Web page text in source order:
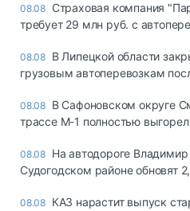
08.08 Страховая компания
требует 29 млн руб. с
08.08 В Липецкой области
грузовым автоперевозкам
08.08 В Сафоновском округе
трассе М-1 полностью выгорел
08.08 На автодороге
Судогодском районе обновят
08.08 КАЗ нарастит выпуск